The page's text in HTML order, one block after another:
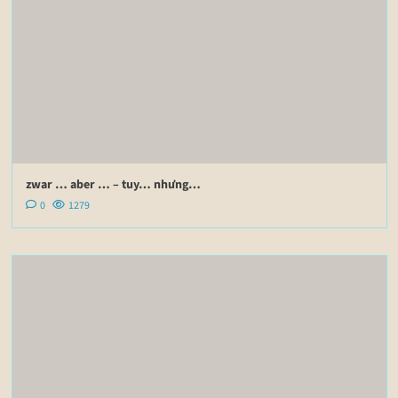
zwar … aber … – tuy… nhưng…
0 1279